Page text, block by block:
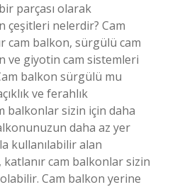
parçası olarak
çeşitleri nelerdir? Cam
cam balkon, sürgülü cam
ve giyotin cam sistemleri
balkon sürgülü mu
ve ferahlık
balkonlar sizin için daha
daha az yer
kullanılabilir alan
katlanır cam balkonlar sizin
Cam balkon yerine